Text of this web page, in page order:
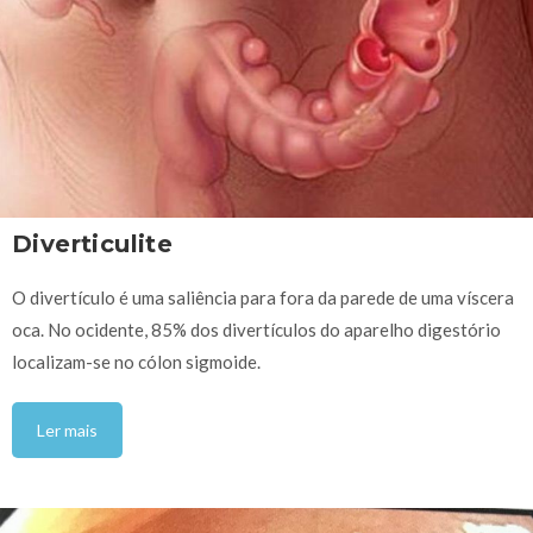
Diverticulite
O divertículo é uma saliência para fora da parede de uma víscera
oca. No ocidente, 85% dos divertículos do aparelho digestório
localizam-se no cólon sigmoide.
Ler mais